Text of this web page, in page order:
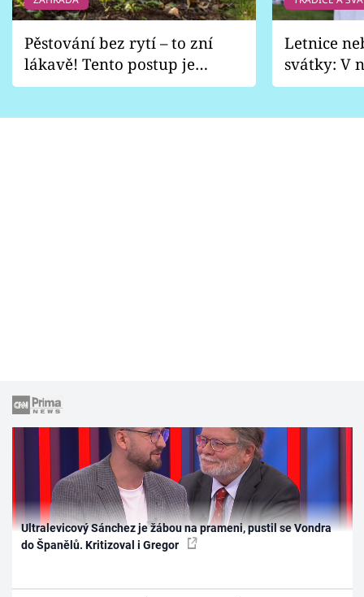
Pěstování bez rytí – to zní
lákavě! Tento postup je
vhodný jen pro některé
Letnice
svátky: V
pondělí
Ultralevicový Sánchez je žábou na prameni, pustil se Vondra
do Španělů. Kritizoval i Gregor